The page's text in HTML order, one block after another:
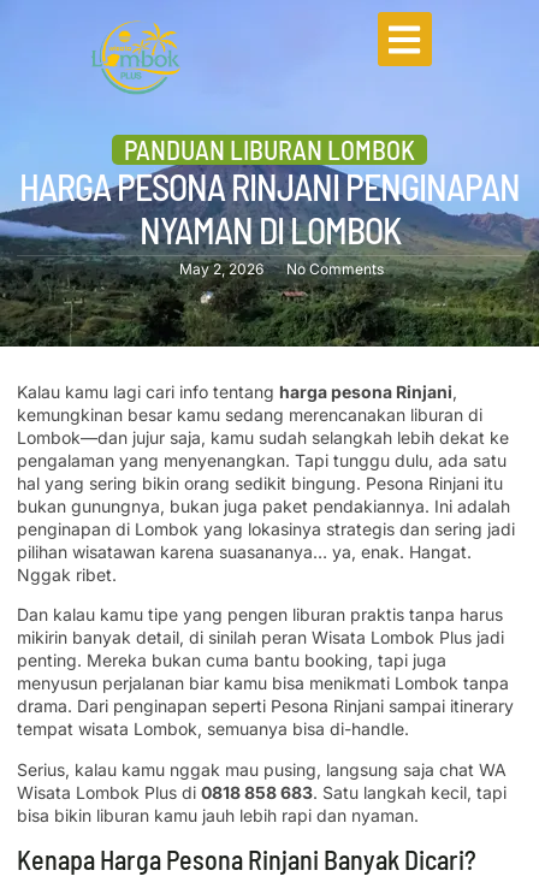
PANDUAN LIBURAN LOMBOK
HARGA PESONA RINJANI PENGINAPAN
NYAMAN DI LOMBOK
May 2, 2026 No Comments
Kalau kamu lagi cari info tentang harga pesona Rinjani,
kemungkinan besar kamu sedang merencanakan liburan di
Lombok—dan jujur saja, kamu sudah selangkah lebih dekat ke
pengalaman yang menyenangkan. Tapi tunggu dulu, ada satu
hal yang sering bikin orang sedikit bingung. Pesona Rinjani itu
bukan gunungnya, bukan juga paket pendakiannya. Ini adalah
penginapan di Lombok yang lokasinya strategis dan sering jadi
pilihan wisatawan karena suasananya… ya, enak. Hangat.
Nggak ribet.
Dan kalau kamu tipe yang pengen liburan praktis tanpa harus
mikirin banyak detail, di sinilah peran Wisata Lombok Plus jadi
penting. Mereka bukan cuma bantu booking, tapi juga
menyusun perjalanan biar kamu bisa menikmati Lombok tanpa
drama. Dari penginapan seperti Pesona Rinjani sampai itinerary
tempat wisata Lombok, semuanya bisa di-handle.
Serius, kalau kamu nggak mau pusing, langsung saja chat WA
Wisata Lombok Plus di 0818 858 683. Satu langkah kecil, tapi
bisa bikin liburan kamu jauh lebih rapi dan nyaman.
Kenapa Harga Pesona Rinjani Banyak Dicari?